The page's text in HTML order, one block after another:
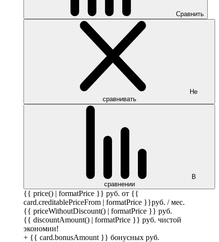
Сравнить
Не
сравнивать
В
сравнении
{{ price() | formatPrice }} руб. от {{
card.creditablePriceFrom | formatPrice }}руб. / мес.
{{ priceWithoutDiscount() | formatPrice }} руб.
{{ discountAmount() | formatPrice }} руб. чистой
экономии!
+ {{ card.bonusAmount }} бонусных руб.